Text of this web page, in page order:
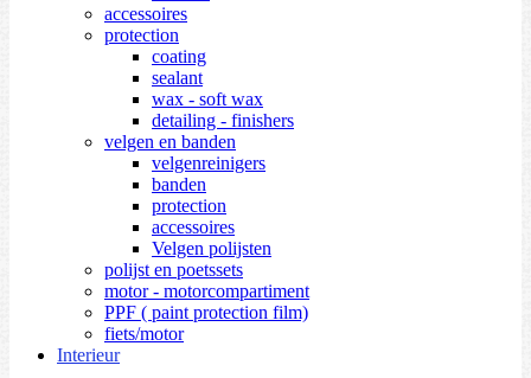
accessoires
protection
coating
sealant
wax - soft wax
detailing - finishers
velgen en banden
velgenreinigers
banden
protection
accessoires
Velgen polijsten
polijst en poetssets
motor - motorcompartiment
PPF ( paint protection film)
fiets/motor
Interieur